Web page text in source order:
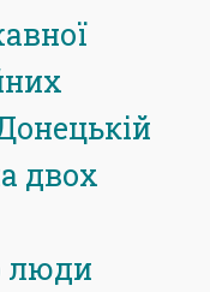
двох
люди